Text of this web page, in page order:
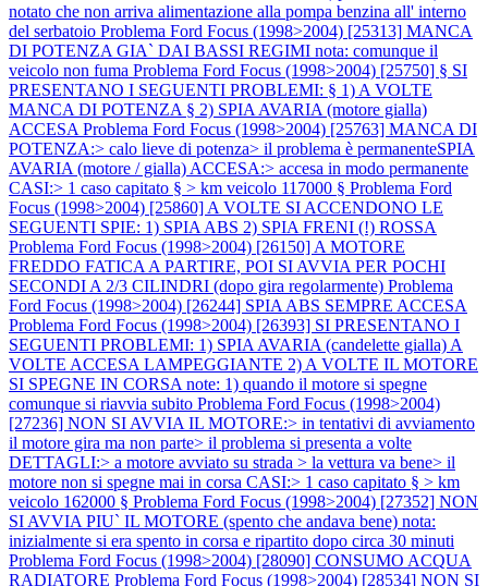
notato che non arriva alimentazione alla pompa benzina all' interno
del serbatoio Problema Ford Focus (1998>2004) [25313] MANCA
DI POTENZA GIA` DAI BASSI REGIMI nota: comunque il
veicolo non fuma Problema Ford Focus (1998>2004) [25750] § SI
PRESENTANO I SEGUENTI PROBLEMI: § 1) A VOLTE
MANCA DI POTENZA § 2) SPIA AVARIA (motore gialla)
ACCESA Problema Ford Focus (1998>2004) [25763] MANCA DI
POTENZA:> calo lieve di potenza> il problema è permanenteSPIA
AVARIA (motore / gialla) ACCESA:> accesa in modo permanente
CASI:> 1 caso capitato § > km veicolo 117000 § Problema Ford
Focus (1998>2004) [25860] A VOLTE SI ACCENDONO LE
SEGUENTI SPIE: 1) SPIA ABS 2) SPIA FRENI (!) ROSSA
Problema Ford Focus (1998>2004) [26150] A MOTORE
FREDDO FATICA A PARTIRE, POI SI AVVIA PER POCHI
SECONDI A 2/3 CILINDRI (dopo gira regolarmente) Problema
Ford Focus (1998>2004) [26244] SPIA ABS SEMPRE ACCESA
Problema Ford Focus (1998>2004) [26393] SI PRESENTANO I
SEGUENTI PROBLEMI: 1) SPIA AVARIA (candelette gialla) A
VOLTE ACCESA LAMPEGGIANTE 2) A VOLTE IL MOTORE
SI SPEGNE IN CORSA note: 1) quando il motore si spegne
comunque si riavvia subito Problema Ford Focus (1998>2004)
[27236] NON SI AVVIA IL MOTORE:> in tentativi di avviamento
il motore gira ma non parte> il problema si presenta a volte
DETTAGLI:> a motore avviato su strada > la vettura va bene> il
motore non si spegne mai in corsa CASI:> 1 caso capitato § > km
veicolo 162000 § Problema Ford Focus (1998>2004) [27352] NON
SI AVVIA PIU` IL MOTORE (spento che andava bene) nota:
inizialmente si era spento in corsa e ripartito dopo circa 30 minuti
Problema Ford Focus (1998>2004) [28090] CONSUMO ACQUA
RADIATORE Problema Ford Focus (1998>2004) [28534] NON SI